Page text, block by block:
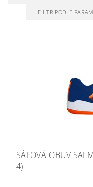
FILTR PODLE
SÁLOVÁ OBUV
4)